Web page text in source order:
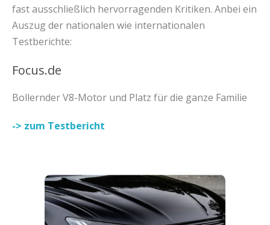
fast ausschließlich hervorragenden Kritiken. Anbei ein
Auszug der nationalen wie internationalen
Testberichte:
Focus.de
Bollernder V8-Motor und Platz für die ganze Familie
-> zum Testbericht